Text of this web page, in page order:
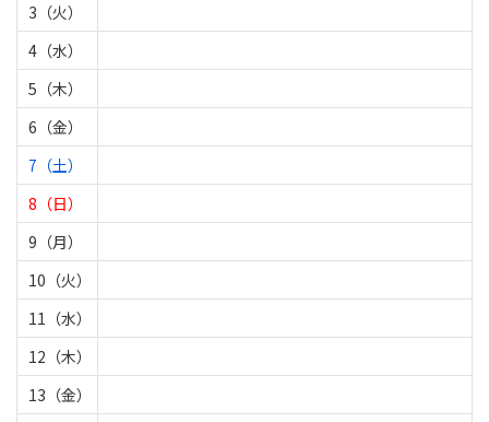
3（火）
4（水）
5（木）
6（金）
7（土）
8（日）
9（月）
10（火）
11（水）
12（木）
13（金）